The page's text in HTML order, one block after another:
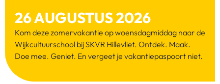
26 AUGUSTUS 2026
Kom deze zomervakantie op woensdagmiddag naar de
Wijkcultuurschool bij SKVR Hillevliet. Ontdek. Maak.
Doe mee. Geniet. En vergeet je vakantiepaspoort niet.